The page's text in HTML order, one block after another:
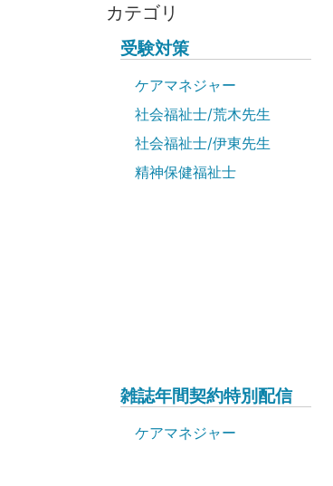
カテゴリ
受験対策
ケアマネジャー
社会福祉士/荒木先生
社会福祉士/伊東先生
精神保健福祉士
雑誌年間契約特別配信
ケアマネジャー